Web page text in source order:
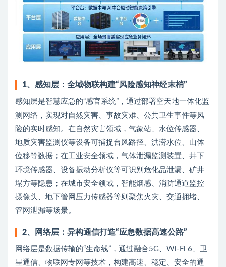
1、 感知层：全域物联构建“风险感知神经末梢”
感知层是智慧应急的“感官系统”，通过部署空天地一体化监
测网络，实现对自然灾害、事故灾难、公共卫生事件等风
险的实时感知。在自然灾害领域，气象站、水位传感器、
地质灾害监测仪等设备可捕捉台风路径、洪涝水位、山体
位移等数据；在工业安全领域，气体泄漏监测装置、井下
环境传感器、设备振动分析仪等可识别危化品泄漏、矿井
塌方等隐患；在城市安全领域，智能烟感、消防通道监控
摄像头、地下管网压力传感器等则聚焦火灾、交通拥堵、
管网泄漏等场景。
2、 网络层：异构通信打造“应急数据高速公路”
网络层是数据传输的“生命线”，通过融合5G、Wi-Fi 6、卫
星通信、物联网专网等技术，构建高速、稳定、安全的通